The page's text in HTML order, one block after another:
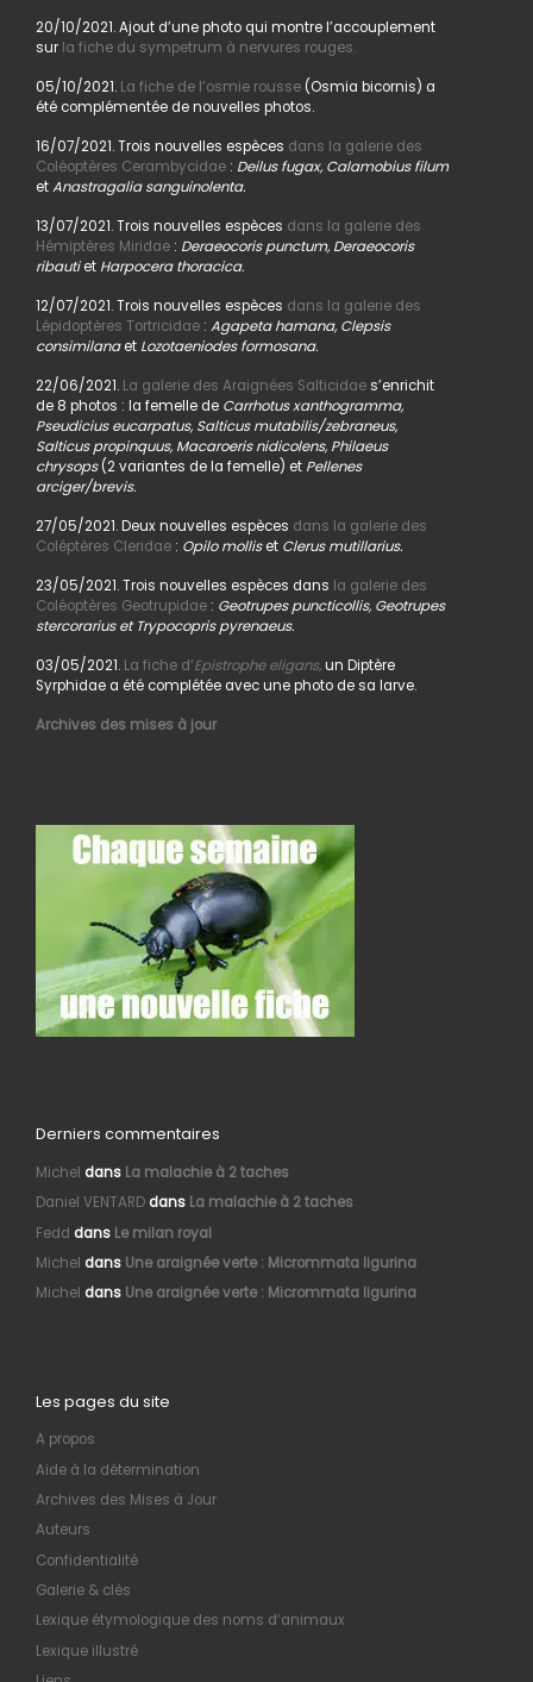
20/10/2021. Ajout d’une photo qui montre l’accouplement
sur la fiche du sympetrum à nervures rouges.
05/10/2021. La fiche de l’osmie rousse(Osmia bicornis) a
été complémentée de nouvelles photos.
16/07/2021. Trois nouvelles espèces dans la galerie des
Coléoptères Cerambycidae: Deilus fugax, Calamobius filum
etAnastragalia sanguinolenta.
13/07/2021. Trois nouvelles espèces dans la galerie des
Hémiptères Miridae: Deraeocoris punctum, Deraeocoris
ribautiet Harpocera thoracica.
12/07/2021. Trois nouvelles espèces dans la galerie des
Lépidoptères Tortricidae: Agapeta hamana, Clepsis
consimilanaet Lozotaeniodes formosana.
22/06/2021. La galerie des Araignées Salticidaes’enrichit
de 8 photos : la femelle de Carrhotus xanthogramma,
Pseudicius eucarpatus, Salticus mutabilis/zebraneus,
Salticus propinquus, Macaroeris nidicolens, Philaeus
chrysops(2 variantes de la femelle) et Pellenes
arciger/brevis.
27/05/2021. Deux nouvelles espèces dans la galerie des
Coléptères Cleridae: Opilo molliset Clerus mutillarius.
23/05/2021. Trois nouvelles espèces dans la galerie des
Coléoptères Geotrupidae: Geotrupes puncticollis, Geotrupes
stercorarius et Trypocopris pyrenaeus.
03/05/2021. La fiche d’Epistrophe eligans,un Diptère
Syrphidae a été complétée avec une photo de sa larve.
Archives des mises à jour
Derniers commentaires
Michel dans La malachie à 2 taches
Daniel VENTARDdans La malachie à 2 taches
Fedd dans Le milan royal
Michel dans Une araignée verte : Micrommata ligurina
Michel dans Une araignée verte : Micrommata ligurina
Les pages du site
A propos
Aide à la détermination
Archives des Mises à Jour
Auteurs
Confidentialité
Galerie & clés
Lexique étymologique des noms d’animaux
Lexique illustré